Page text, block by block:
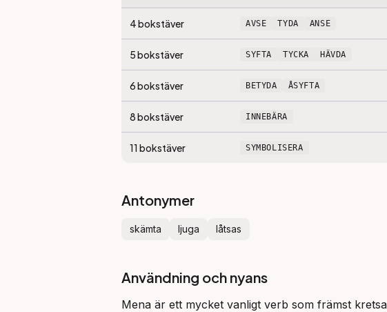
4bokstäver AVSE TYDA ANSE
5bokstäver SYFTA TYCKA HÄVDA
6bokstäver BETYDA ÅSYFTA
8bokstäver INNEBÄRA
11 bokstäver SYMBOLISERA
Antonymer
skämta ljuga låtsas
Användning och nyans
Mena är ett mycket vanligt verb som främst